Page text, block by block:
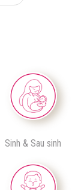
Sinh & Sau sinh